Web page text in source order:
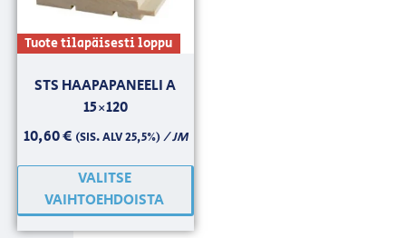
Tuote tilapäisesti loppu
STS HAAPAPANEELI A
15×120
10,60€ (SIS. ALV 25,5%)/ JM
VALITSE
VAIHTOEHDOISTA